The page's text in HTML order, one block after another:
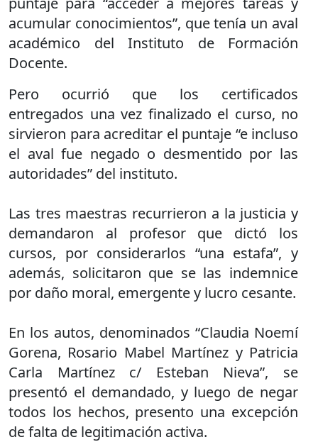
acumular conocimientos”, que tenía un aval
académico del Instituto de Formación
Docente.
Pero ocurrió que los certificados
entregados una vez finalizado el curso, no
sirvieron para acreditar el puntaje “e incluso
el aval fue negado o desmentido por las
autoridades” del instituto.
Las tres maestras recurrieron a la justicia y
demandaron al profesor que dictó los
cursos, por considerarlos “una estafa”, y
además, solicitaron que se las indemnice
por daño moral, emergente y lucro cesante.
En los autos, denominados “Claudia Noemí
Gorena, Rosario Mabel Martínez y Patricia
Carla Martínez c/ Esteban Nieva”, se
presentó el demandado, y luego de negar
todos los hechos, presento una excepción
de falta de legitimación activa.